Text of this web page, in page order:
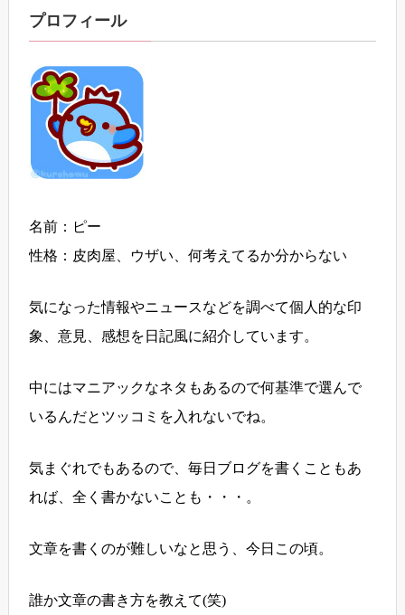
プロフィール
名前：ピー
性格：皮肉屋、ウザい、何考えてるか分からない
気になった情報やニュースなどを調べて個人的な印
象、意見、感想を日記風に紹介しています。
中にはマニアックなネタもあるので何基準で選んで
いるんだとツッコミを入れないでね。
気まぐれでもあるので、毎日ブログを書くこともあ
れば、全く書かないことも・・・。
文章を書くのが難しいなと思う、今日この頃。
誰か文章の書き方を教えて(笑)